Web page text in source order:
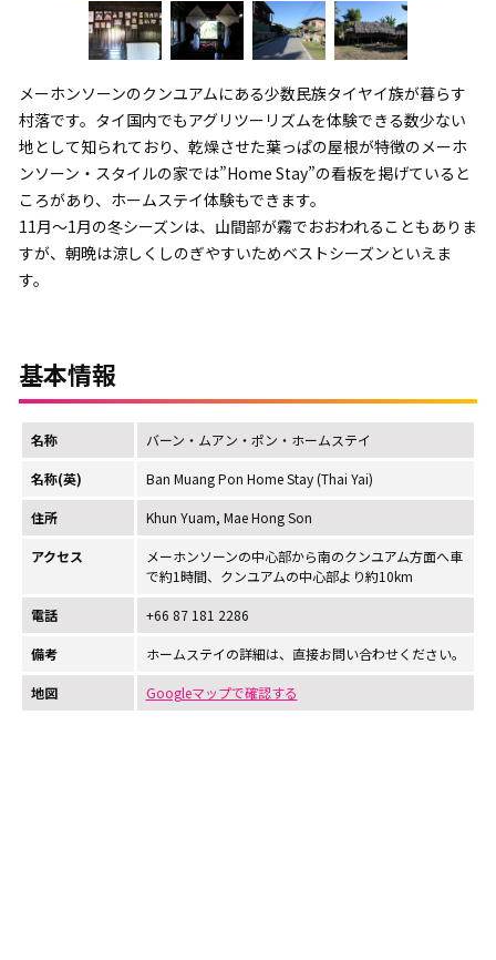
メーホンソーンのクンユアムにある少数民族タイヤイ族が暮らす
村落です。タイ国内でもアグリツーリズムを体験できる数少ない
地として知られており、乾燥させた葉っぱの屋根が特徴のメーホ
ンソーン・スタイルの家では”Home Stay”の看板を掲げていると
ころがあり、ホームステイ体験もできます。
11月〜1月の冬シーズンは、山間部が霧でおおわれることもありま
すが、朝晩は涼しくしのぎやすいためベストシーズンといえま
す。
基本情報
名称 バーン・ムアン・ポン・ホームステイ
名称(英) Ban Muang Pon Home Stay (Thai Yai)
住所 Khun Yuam, Mae Hong Son
アクセス
メーホンソーンの中心部から南のクンユアム方面へ車
で約1時間、クンユアムの中心部より約10km
電話 +66 87 181 2286
備考 ホームステイの詳細は、直接お問い合わせください。
地図 Googleマップで確認する